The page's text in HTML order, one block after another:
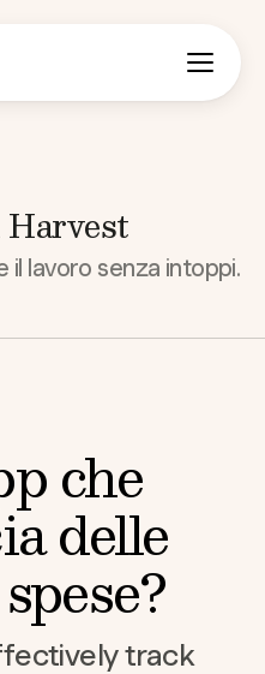
lavoro senza intoppi.
che
delle
track